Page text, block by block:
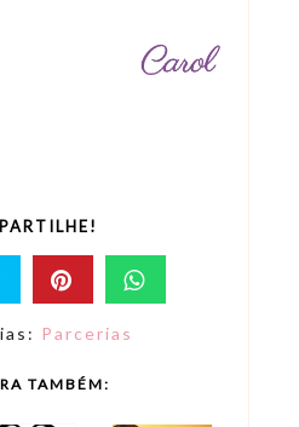
Parcerias
TAMBÉM: